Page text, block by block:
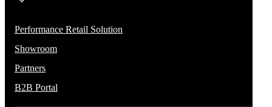
Performance Retail Solution
Showroom
Partners
B2B Portal